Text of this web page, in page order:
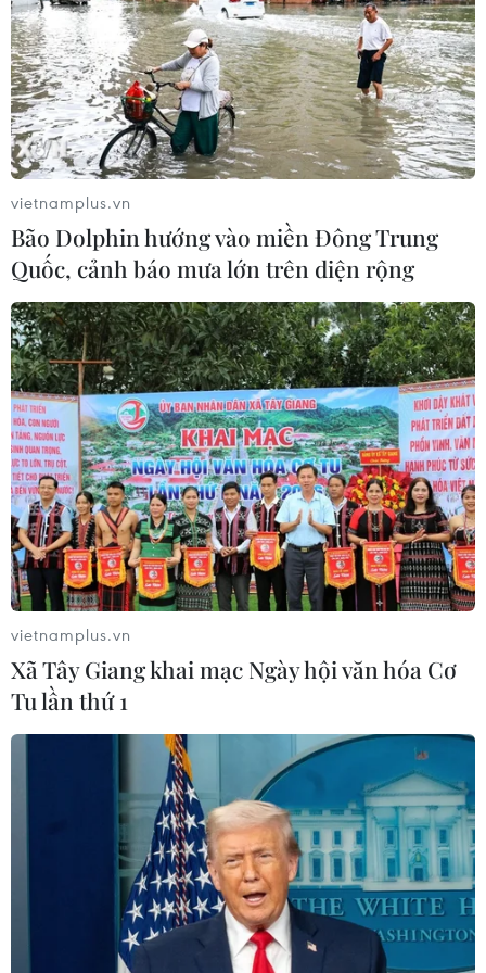
vietnamplus.vn
Bão Dolphin hướng vào miền Đông Trung
Quốc, cảnh báo mưa lớn trên diện rộng
vietnamplus.vn
Xã Tây Giang khai mạc Ngày hội văn hóa Cơ
Tu lần thứ 1